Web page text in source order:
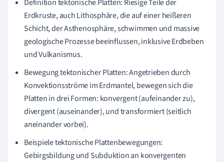
Definition tektonische Platten: Riesige Teile der
Erdkruste, auch Lithosphäre, die auf einer heißeren
Schicht, der Asthenosphäre, schwimmen und massive
geologische Prozesse beeinflussen, inklusive Erdbeben
und Vulkanismus.
Bewegung tektonischer Platten: Angetrieben durch
Konvektionsströme im Erdmantel, bewegen sich die
Platten in drei Formen: konvergent (aufeinander zu),
divergent (auseinander), und transformiert (seitlich
aneinander vorbei).
Beispiele tektonische Plattenbewegungen:
Gebirgsbildung und Subduktion an konvergenten